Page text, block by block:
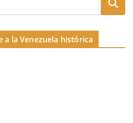
a la Venezuela histórica